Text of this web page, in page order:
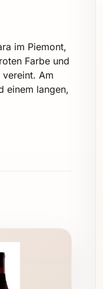
im Piemont,
Farbe und
Am
einem langen,
Rindsfilet,
sowohl